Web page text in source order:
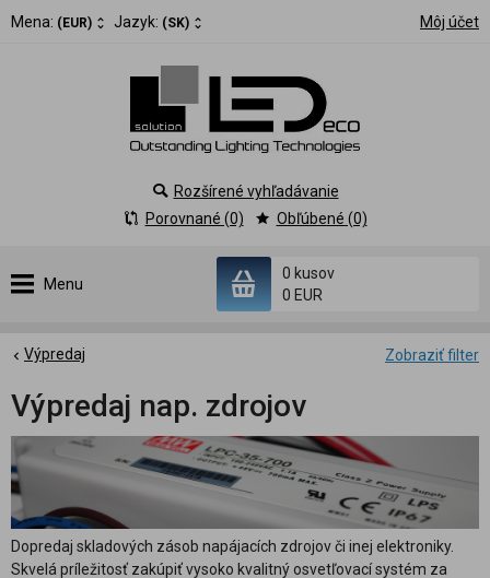
Mena: (EUR) Jazyk: (SK) Môj účet
Menu
0 kusov
0 EUR
Rozšírené vyhľadávanie
Porovnané (0)
Obľúbené (0)
Zobraziť filter
Výpredaj
Výpredaj nap. zdrojov
Dopredaj skladových zásob napájacích zdrojov či inej elektroniky.
Skvelá príležitosť zakúpiť vysoko kvalitný osvetľovací systém za